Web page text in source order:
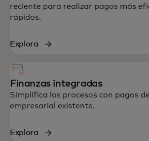
reciente para realizar pagos más
rápidos.
Explora
Finanzas integradas
Simplifica los procesos con pagos
empresarial existente.
Explora